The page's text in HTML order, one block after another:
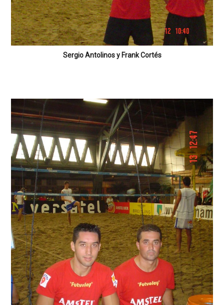
Sergio Antolinos y Frank Cortés